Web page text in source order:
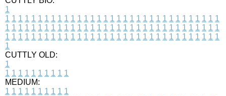
1
1 1 1 1 1 1 1 1 1 1 1 1 1 1 1 1 1 1 1 1 1 1 1 1 1 1 1 1 1 1 1 1 1
1 1 1 1 1 1 1 1 1 1 1 1 1 1 1 1 1 1 1 1 1 1 1 1 1 1 1 1 1 1 1 1 1
1 1 1 1 1 1 1 1 1 1 1 1 1 1 1 1 1 1 1 1 1 1 1 1 1 1 1 1 1 1 1 1 1
1
CUTTLY OLD:
1
1 1 1 1 1 1 1 1 1 1
MEDIUM:
1 1 1 1 1 1 1 1 1 1